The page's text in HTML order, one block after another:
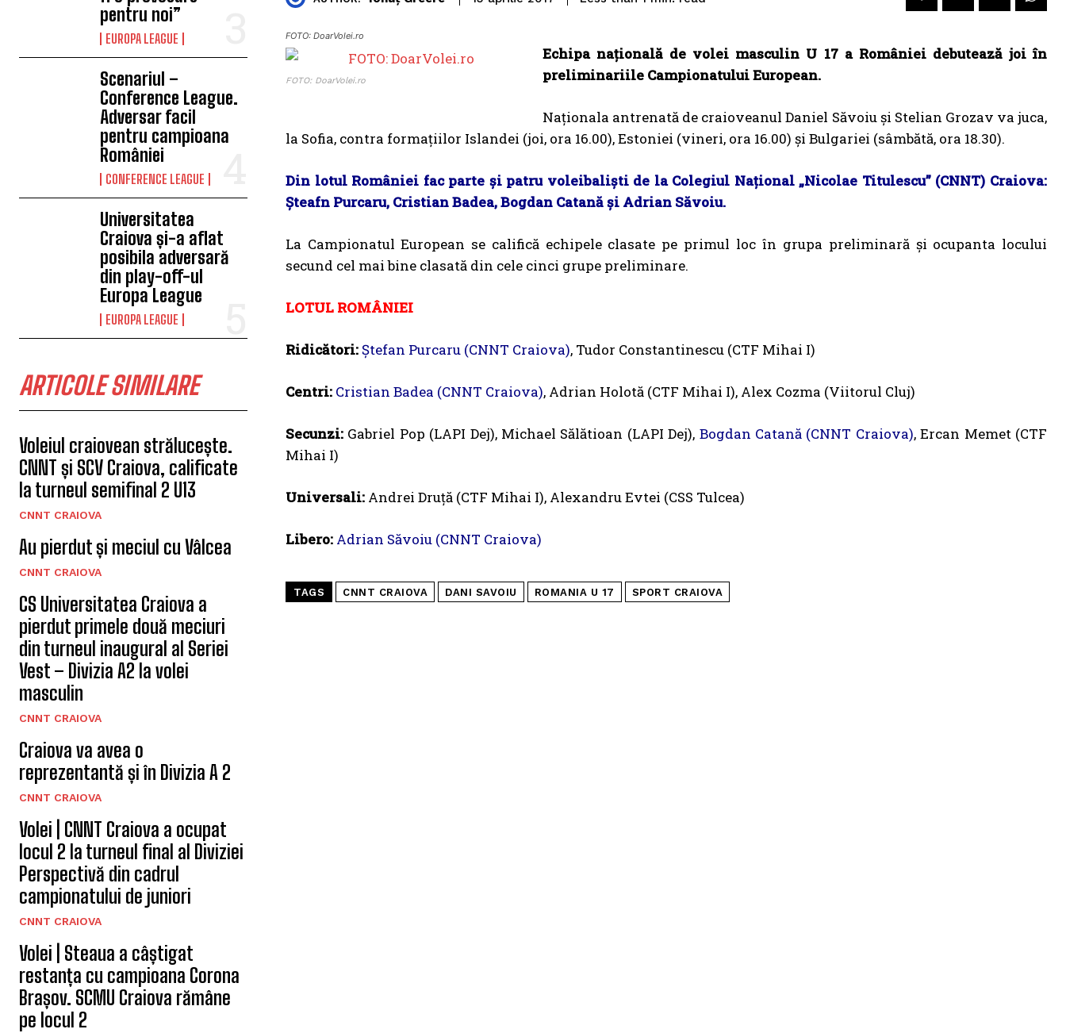
pentru noi”
EUROPA LEAGUE
Scenariul –
Conference League.
Adversar facil
pentru campioana
României
CONFERENCE LEAGUE
Universitatea
Craiova și-a aflat
posibila adversară
din play-off-ul
Europa League
EUROPA LEAGUE
ARTICOLE SIMILARE
Voleiul craiovean strălucește.
CNNT și SCV Craiova, calificate
la turneul semifinal 2 U13
CNNT CRAIOVA
Au pierdut și meciul cu Vâlcea
CNNT CRAIOVA
CS Universitatea Craiova a
pierdut primele două meciuri
din turneul inaugural al Seriei
Vest – Divizia A2 la volei
masculin
CNNT CRAIOVA
Craiova va avea o
reprezentantă și în Divizia A 2
CNNT CRAIOVA
Volei | CNNT Craiova a ocupat
locul 2 la turneul final al Diviziei
Perspectivă din cadrul
campionatului de juniori
CNNT CRAIOVA
Volei | Steaua a câștigat
restanța cu campioana Corona
Brașov. SCMU Craiova rămâne
pe locul 2
FOTO: DoarVolei.ro
FOTO: DoarVolei.ro
Echipa națională de volei masculin U 17 a României debutează joi în
preliminariile Campionatului European.
Naționala antrenată de craioveanul Daniel Săvoiu și Stelian Grozav va juca,
la Sofia, contra formațiilor Islandei (joi, ora 16.00), Estoniei (vineri, ora 16.00) și Bulgariei (sâmbătă, ora 18.30).
Din lotul României fac parte și patru voleibaliști de la Colegiul Național „Nicolae Titulescu” (CNNT) Craiova:
Șteafn Purcaru, Cristian Badea, Bogdan Catană și Adrian Săvoiu.
La Campionatul European se califică echipele clasate pe primul loc în grupa preliminară și ocupanta locului
secund cel mai bine clasată din cele cinci grupe preliminare.
LOTUL ROMÂNIEI
Ridicători: Ștefan Purcaru (CNNT Craiova), Tudor Constantinescu (CTF Mihai I)
Centri: Cristian Badea (CNNT Craiova), Adrian Holotă (CTF Mihai I), Alex Cozma (Viitorul Cluj)
Secunzi: Gabriel Pop (LAPI Dej), Michael Sălătioan (LAPI Dej), Bogdan Catană (CNNT Craiova), Ercan Memet (CTF
Mihai I)
Universali: Andrei Druță (CTF Mihai I), Alexandru Evtei (CSS Tulcea)
Libero: Adrian Săvoiu (CNNT Craiova)
TAGS CNNT CRAIOVA DANI SAVOIU ROMANIA U 17 SPORT CRAIOVA